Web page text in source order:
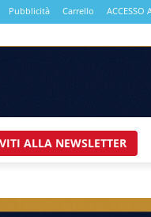
Pubblicità Carrello ACCESSO
ALLA NEWSLETTER